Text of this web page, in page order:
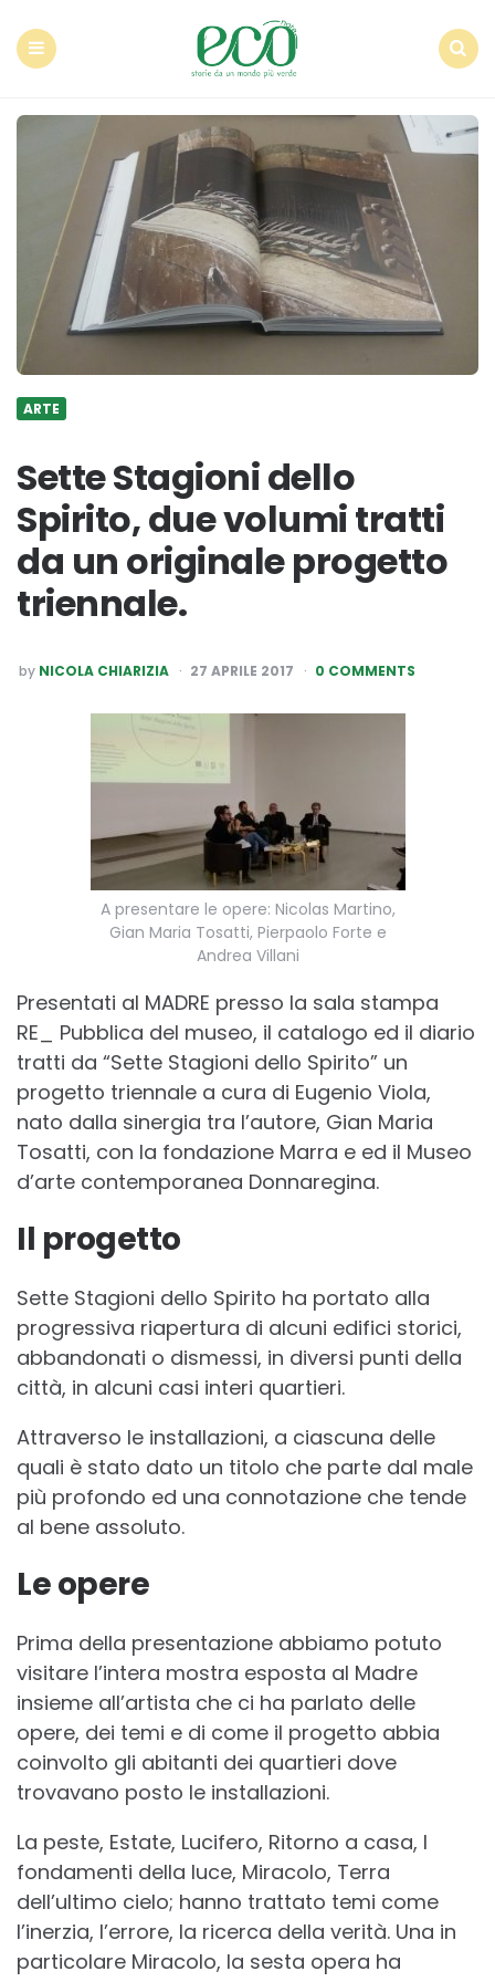
ARTE
Sette Stagioni dello
Spirito, due volumi tratti
da un originale progetto
triennale.
POSTED
BY
by NICOLA CHIARIZIA 27 APRILE 2017 0 COMMENTS
A presentare le opere: Nicolas Martino,
Gian Maria Tosatti, Pierpaolo Forte e
Andrea Villani
Presentati al MADRE presso la sala stampa
RE_ Pubblica del museo, il catalogo ed il diario
tratti da “Sette Stagioni dello Spirito” un
progetto triennale a cura di Eugenio Viola,
nato dalla sinergia tra l’autore, Gian Maria
Tosatti, con la fondazione Marra e ed il Museo
d’arte contemporanea Donnaregina.
Il progetto
Sette Stagioni dello Spirito ha portato alla
progressiva riapertura di alcuni edifici storici,
abbandonati o dismessi, in diversi punti della
città, in alcuni casi interi quartieri.
Attraverso le installazioni, a ciascuna delle
quali è stato dato un titolo che parte dal male
più profondo ed una connotazione che tende
al bene assoluto.
Le opere
Prima della presentazione abbiamo potuto
visitare l’intera mostra esposta al Madre
insieme all’artista che ci ha parlato delle
opere, dei temi e di come il progetto abbia
coinvolto gli abitanti dei quartieri dove
trovavano posto le installazioni.
La peste, Estate, Lucifero, Ritorno a casa, I
fondamenti della luce, Miracolo, Terra
dell’ultimo cielo; hanno trattato temi come
l’inerzia, l’errore, la ricerca della verità. Una in
particolare Miracolo, la sesta opera ha